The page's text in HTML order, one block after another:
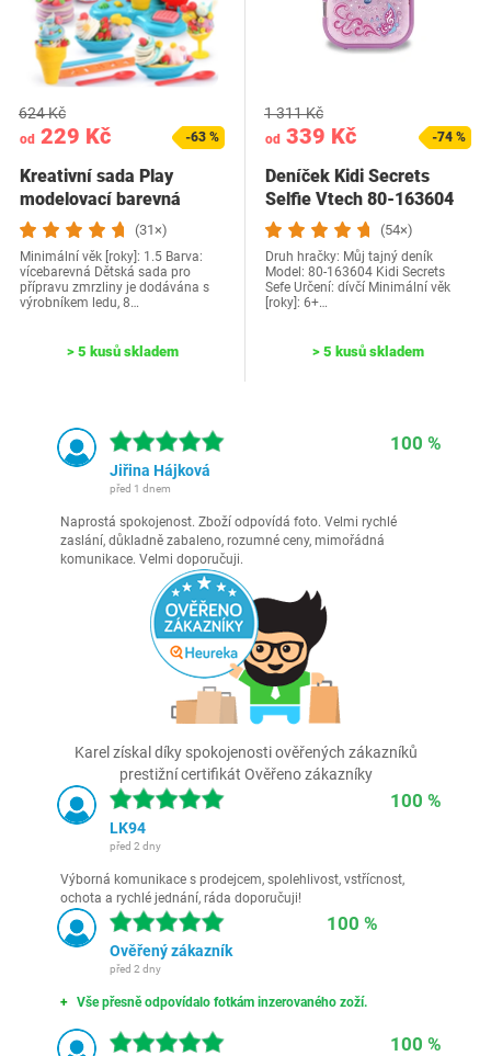
od 229 Kč
624 Kč
-63 %
Kreativní sada Play
modelovací barevná
(31×)
Minimální věk [roky]: 1.5 Barva:
vícebarevná Dětská sada pro
přípravu zmrzliny je dodávána s
výrobníkem ledu, 8…
> 5 kusů skladem
od 339 Kč
1 311 Kč
-74 %
Deníček Kidi Secrets
Selfie Vtech 80-163604
(54×)
Druh hračky: Můj tajný deník
Model: 80-163604 Kidi Secrets
Sefe Určení: dívčí Minimální věk
[roky]: 6+…
> 5 kusů skladem
100 %
Jiřina Hájková
před 1 dnem
Naprostá spokojenost. Zboží odpovídá foto. Velmi rychlé
zaslání, důkladně zabaleno, rozumné ceny, mimořádná
komunikace. Velmi doporučuji.
Karel získal díky spokojenosti ověřených zákazníků
prestižní certifikát Ověřeno zákazníky
100 %
LK94
před 2 dny
Výborná komunikace s prodejcem, spolehlivost, vstřícnost,
ochota a rychlé jednání, ráda doporučuji!
100 %
Ověřený zákazník
před 2 dny
Vše přesně odpovídalo fotkám inzerovaného zoží.
100 %